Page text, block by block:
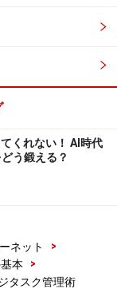
くれない！ AI時代
う鍛える？
ネット
>
本
>
タスク管理術